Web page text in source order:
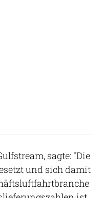
sagte: "Die
und sich damit